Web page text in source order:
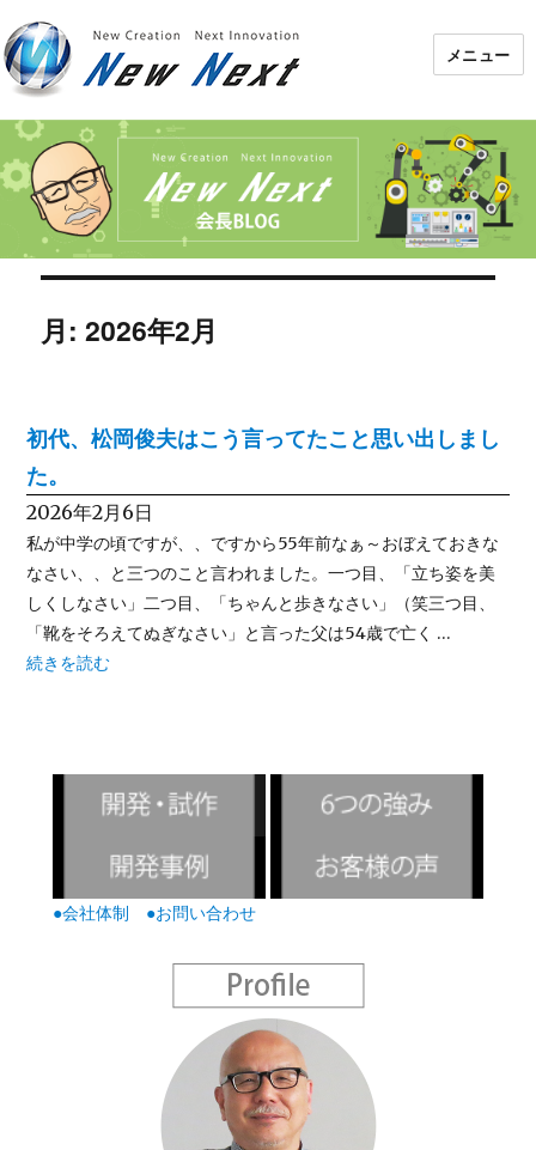
メニュー
月:2026年2月
初代、松岡俊夫はこう言ってたこと思い出しまし
た。
2026年2月6日
私が中学の頃ですが、、ですから55年前なぁ～おぼえておきな
なさい、、と三つのこと言われました。一つ目、「立ち姿を美
しくしなさい」二つ目、「ちゃんと歩きなさい」（笑三つ目、
「靴をそろえてぬぎなさい」と言った父は54歳で亡く …
“初代、松岡俊夫はこう言ってたこと思い出しました。” の
続きを読む
●会社体制 ●お問い合わせ